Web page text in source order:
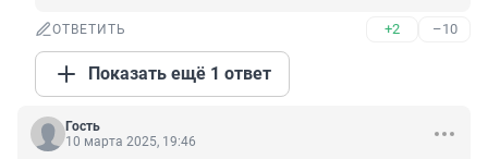
ОТВЕТИТЬ +2 –10
Показать ещё 1 ответ
Гость
10 марта 2025, 19:46